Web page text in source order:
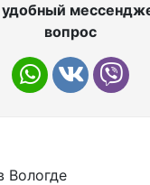
вопрос
Вологде